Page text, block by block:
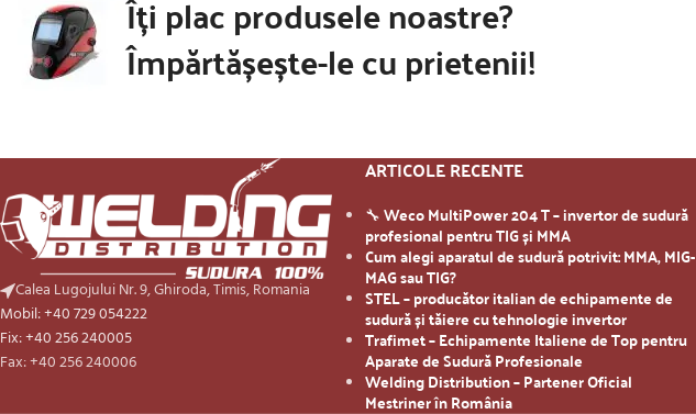
Îți plac produsele noastre?
Împărtășește-le cu prietenii!
Calea Lugojului Nr. 9, Ghiroda, Timis, Romania
Mobil: +40 729 054222
Fix: +40 256 240005
Fax: +40 256 240006
ARTICOLE RECENTE
🔧 Weco MultiPower 204 T – invertor de sudură
profesional pentru TIG și MMA
Cum alegi aparatul de sudură potrivit: MMA, MIG-
MAG sau TIG?
STEL – producător italian de echipamente de
sudură și tăiere cu tehnologie invertor
Trafimet – Echipamente Italiene de Top pentru
Aparate de Sudură Profesionale
Welding Distribution – Partener Oficial
Mestriner în România